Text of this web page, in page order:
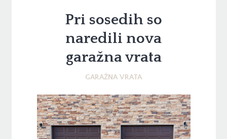
Pri sosedih so
naredili nova
garažna vrata
GARAŽNA VRATA